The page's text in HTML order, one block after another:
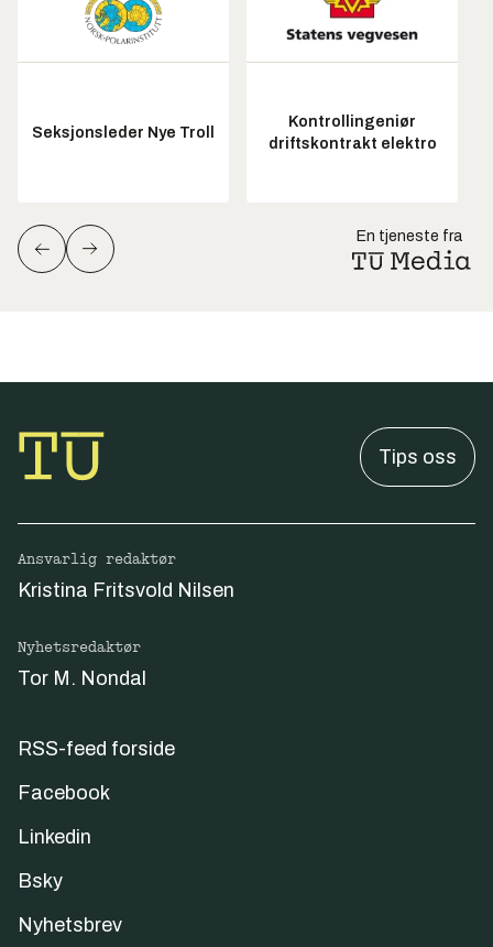
Seksjonsleder Nye Troll
Kontrollingeniør
driftskontrakt elektro
En tjeneste fra
Tips oss
Ansvarlig redaktør
Kristina Fritsvold Nilsen
Nyhetsredaktør
Tor M. Nondal
RSS-feed forside
Facebook
Linkedin
Bsky
Nyhetsbrev